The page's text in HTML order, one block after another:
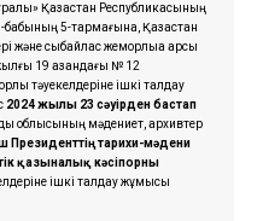
Қазақстан Республикасының
5-тармағына, Қазақстан
және сыбайлас жемқорлыққа қарсы
19 қазандағы № 12
тәуекелдеріне ішкі талдау
2024 жылғы 23 сәуірден бастап
облысының мәдениет, архивтер
Президенттің тарихи-мәдени
қазыналық кәсіпорны
ішкі талдау жұмысы